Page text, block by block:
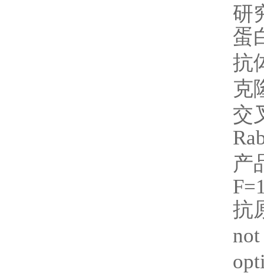
研
蛋
抗
克
交
产
抗